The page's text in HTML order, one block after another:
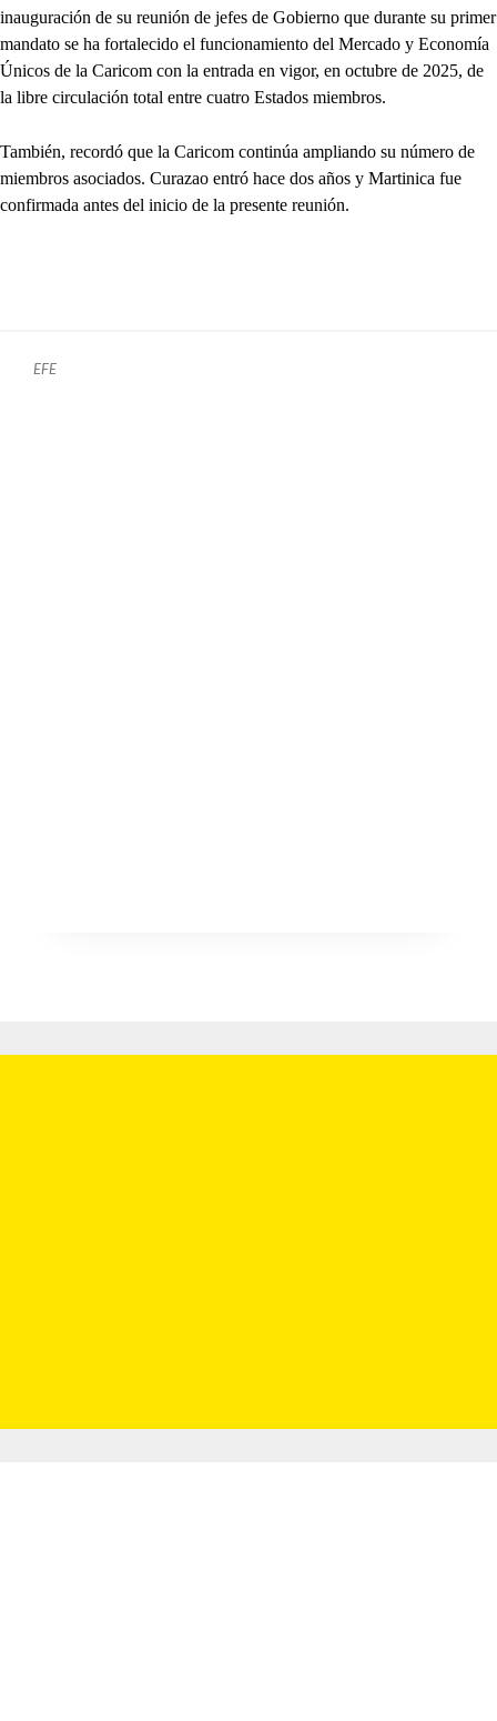
inauguración de su reunión de jefes de Gobierno que durante su primer
mandato se ha fortalecido el funcionamiento del Mercado y Economía
Únicos de la Caricom con la entrada en vigor, en octubre de 2025, de
la libre circulación total entre cuatro Estados miembros.
También, recordó que la Caricom continúa ampliando su número de
miembros asociados. Curazao entró hace dos años y Martinica fue
confirmada antes del inicio de la presente reunión.
EFE